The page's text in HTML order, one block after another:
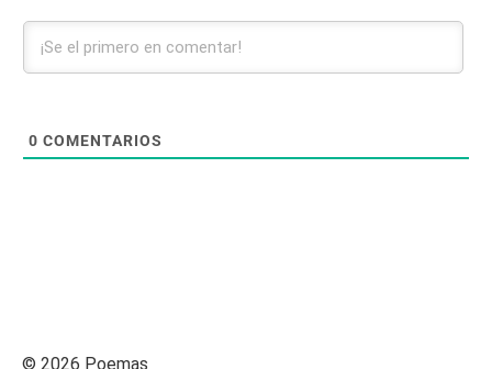
0 COMENTARIOS
© 2026 Poemas